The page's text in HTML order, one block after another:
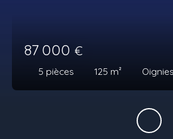
87 000 €
5 pièces 125 m²